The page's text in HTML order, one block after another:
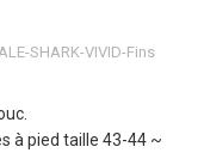
SHARK-VIVID-Fins
à pied taille 43-44 ~